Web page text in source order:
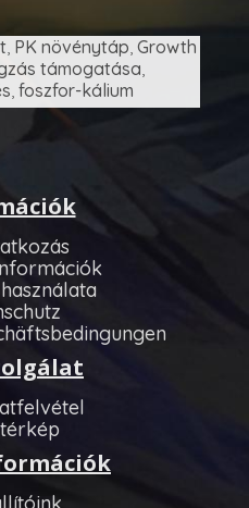
, PK növénytáp, Growth
támogatása,
, foszfor-kálium